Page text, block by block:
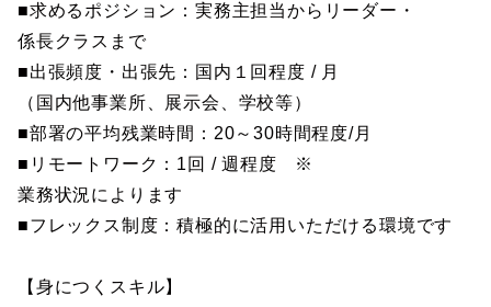
■求めるポジション：実務主担当からリーダー・
係長クラスまで
■出張頻度・出張先：国内１回程度 / 月
（国内他事業所、展示会、学校等）
■部署の平均残業時間：20～30時間程度/月
■リモートワーク：1回 / 週程度 ※
業務状況によります
■フレックス制度：積極的に活用いただける環境です
【身につくスキル】